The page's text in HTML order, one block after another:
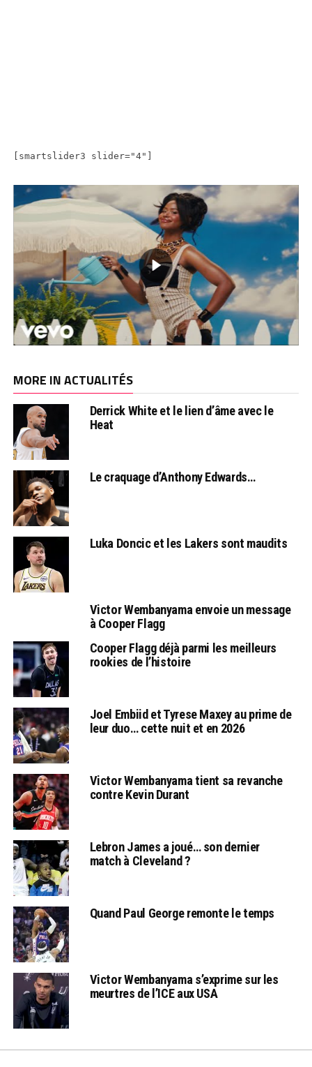
[smartslider3 slider="4"]
MORE IN ACTUALITÉS
Derrick White et le lien d’âme avec le
Heat
Le craquage d’Anthony Edwards…
Luka Doncic et les Lakers sont maudits
Victor Wembanyama envoie un message
à Cooper Flagg
Cooper Flagg déjà parmi les meilleurs
rookies de l’histoire
Joel Embiid et Tyrese Maxey au prime de
leur duo… cette nuit et en 2026
Victor Wembanyama tient sa revanche
contre Kevin Durant
Lebron James a joué… son dernier
match à Cleveland ?
Quand Paul George remonte le temps
Victor Wembanyama s’exprime sur les
meurtres de l’ICE aux USA